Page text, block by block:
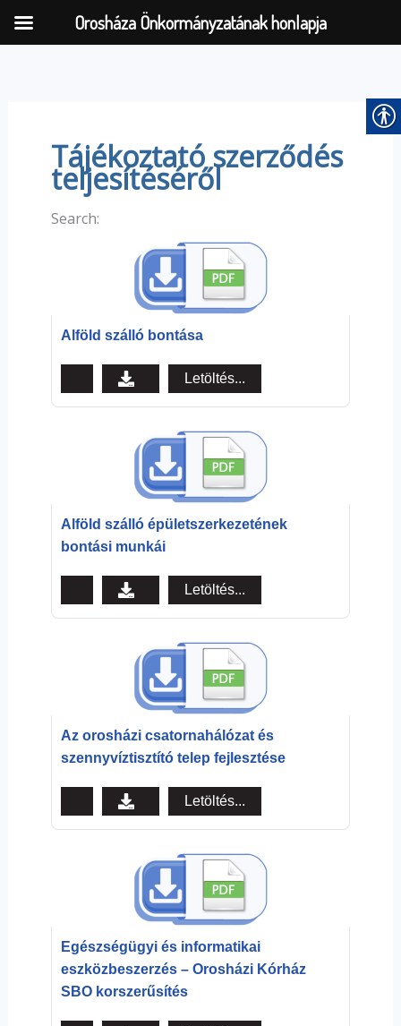
Tájékoztató szerződés
teljesítéséről
Search:
Alföld szálló bontása
Letöltés...
Alföld szálló épületszerkezetének
bontási munkái
Letöltés...
Az orosházi csatornahálózat és
szennyvíztisztító telep fejlesztése
Letöltés...
Egészségügyi és informatikai
eszközbeszerzés – Orosházi Kórház
SBO korszerűsítés
Orosháza Önkormányzatának honlapja